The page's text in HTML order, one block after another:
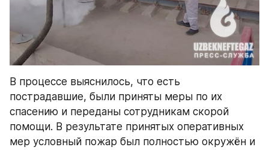
В процессе выяснилось, что есть
пострадавшие, были приняты меры по их
спасению и переданы сотрудникам скорой
помощи. В результате принятых оперативных
мер условный пожар был полностью окружён и